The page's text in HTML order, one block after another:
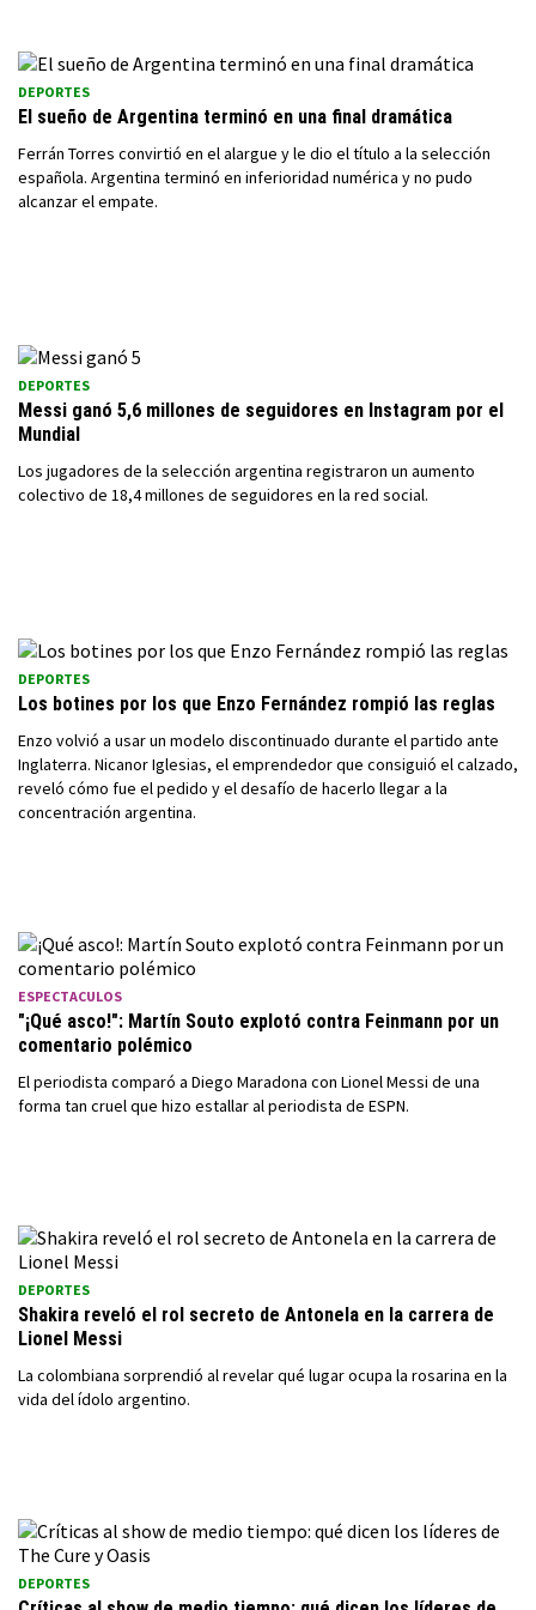
DEPORTES
El sueño de Argentina terminó en una final dramática
Ferrán Torres convirtió en el alargue y le dio el título a la selección
española. Argentina terminó en inferioridad numérica y no pudo
alcanzar el empate.
DEPORTES
Messi ganó 5,6 millones de seguidores en Instagram por el
Mundial
Los jugadores de la selección argentina registraron un aumento
colectivo de 18,4 millones de seguidores en la red social.
DEPORTES
Los botines por los que Enzo Fernández rompió las reglas
Enzo volvió a usar un modelo discontinuado durante el partido ante
Inglaterra. Nicanor Iglesias, el emprendedor que consiguió el calzado,
reveló cómo fue el pedido y el desafío de hacerlo llegar a la
concentración argentina.
ESPECTACULOS
"¡Qué asco!": Martín Souto explotó contra Feinmann por un
comentario polémico
El periodista comparó a Diego Maradona con Lionel Messi de una
forma tan cruel que hizo estallar al periodista de ESPN.
DEPORTES
Shakira reveló el rol secreto de Antonela en la carrera de
Lionel Messi
La colombiana sorprendió al revelar qué lugar ocupa la rosarina en la
vida del ídolo argentino.
DEPORTES